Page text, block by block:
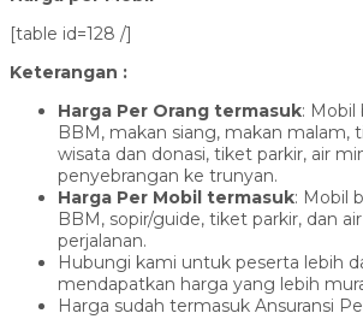
[table id=128 /]
Keterangan :
Harga Per Orang termasuk: Mobil
BBM, makan siang, makan malam,
wisata dan donasi, tiket parkir, air
penyebrangan ke trunyan.
Harga Per Mobil termasuk: Mobil
BBM, sopir/guide, tiket parkir, dan
perjalanan.
Hubungi kami untuk peserta lebih
mendapatkan harga yang lebih
Harga sudah termasuk Ansuransi